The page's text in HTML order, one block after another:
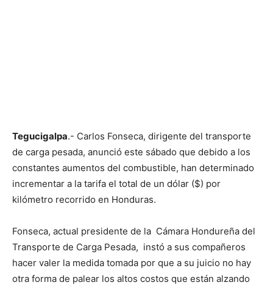
Tegucigalpa.- Carlos Fonseca, dirigente del transporte
de carga pesada, anunció este sábado que debido a los
constantes aumentos del combustible, han determinado
incrementar a la tarifa el total de un dólar ($) por
kilómetro recorrido en Honduras.
Fonseca, actual presidente de la Cámara Hondureña del
Transporte de Carga Pesada, instó a sus compañeros
hacer valer la medida tomada por que a su juicio no hay
otra forma de palear los altos costos que están alzando